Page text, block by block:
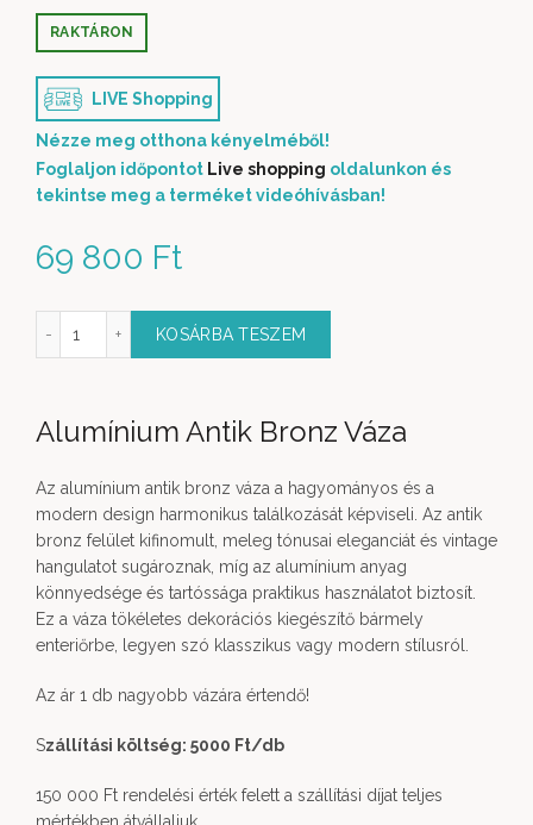
69 800 Ft
RAKTÁRON
LIVE Shopping
Nézze meg otthona kényelméből!
Foglaljon időpontot Live shopping oldalunkon és
tekintse meg a terméket videóhívásban!
Antik Bronz Váza L mennyiség
KOSÁRBA TESZEM
Alumínium Antik Bronz Váza
Az alumínium antik bronz váza a hagyományos és a
modern design harmonikus találkozását képviseli. Az antik
bronz felület kifinomult, meleg tónusai eleganciát és vintage
hangulatot sugároznak, míg az alumínium anyag
könnyedsége és tartóssága praktikus használatot biztosít.
Ez a váza tökéletes dekorációs kiegészítő bármely
enteriőrbe, legyen szó klasszikus vagy modern stílusról.
Az ár 1 db nagyobb vázára értendő!
Szállítási költség: 5000 Ft/db
150 000 Ft rendelési érték felett a szállítási díjat teljes